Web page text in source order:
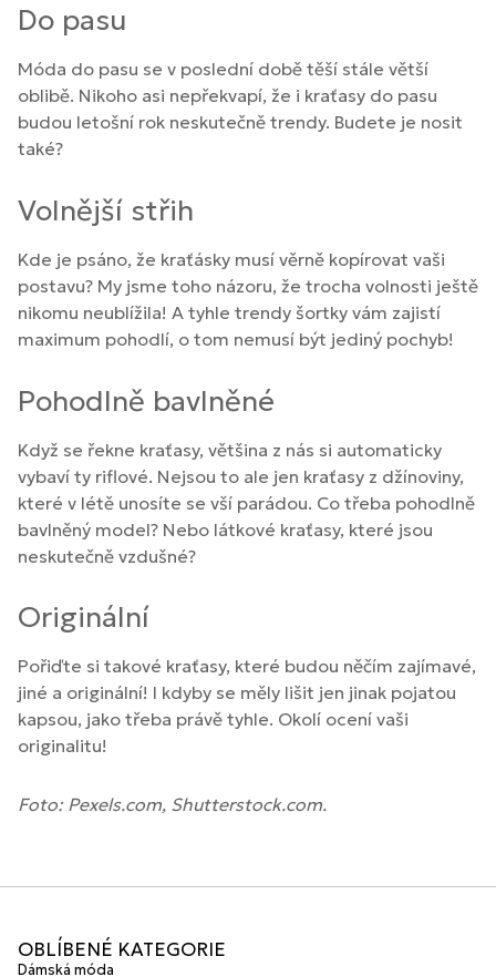
Do pasu
Móda do pasu se v poslední době těší stále větší
oblibě. Nikoho asi nepřekvapí, že i kraťasy do pasu
budou letošní rok neskutečně trendy. Budete je nosit
také?
Volnější střih
Kde je psáno, že kraťásky musí věrně kopírovat vaši
postavu? My jsme toho názoru, že trocha volnosti ještě
nikomu neublížila! A tyhle trendy šortky vám zajistí
maximum pohodlí, o tom nemusí být jediný pochyb!
Pohodlně bavlněné
Když se řekne kraťasy, většina z nás si automaticky
vybaví ty riflové. Nejsou to ale jen kraťasy z džínoviny,
které v létě unosíte se vší parádou. Co třeba pohodlně
bavlněný model? Nebo látkové kraťasy, které jsou
neskutečně vzdušné?
Originální
Pořiďte si takové kraťasy, které budou něčím zajímavé,
jiné a originální! I kdyby se měly lišit jen jinak pojatou
kapsou, jako třeba právě tyhle. Okolí ocení vaši
originalitu!
Foto: Pexels.com, Shutterstock.com.
OBLÍBENÉ KATEGORIE
Dámská móda